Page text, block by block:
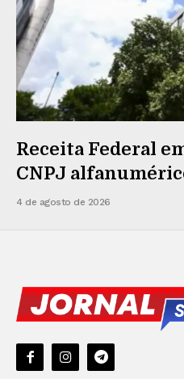
Receita Federal
CNPJ
4 de agosto de 2026